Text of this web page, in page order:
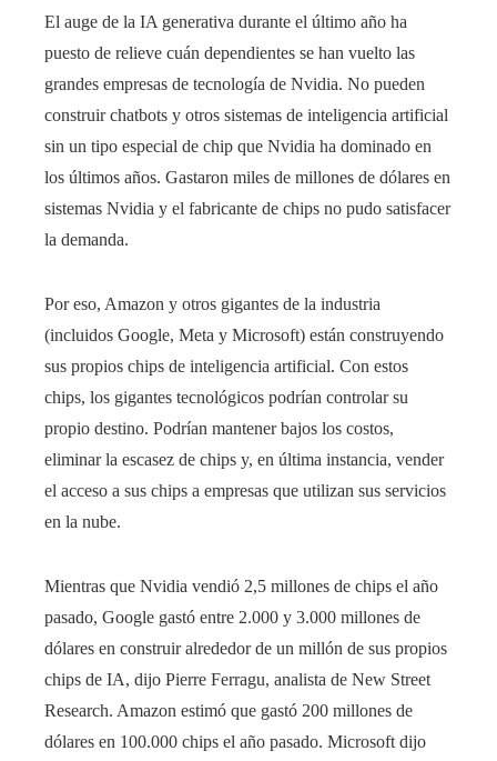
El auge de la IA generativa durante el último año ha
puesto de relieve cuán dependientes se han vuelto las
grandes empresas de tecnología de Nvidia. No pueden
construir chatbots y otros sistemas de inteligencia artificial
sin un tipo especial de chip que Nvidia ha dominado en
los últimos años. Gastaron miles de millones de dólares en
sistemas Nvidia y el fabricante de chips no pudo satisfacer
la demanda.
Por eso, Amazon y otros gigantes de la industria
(incluidos Google, Meta y Microsoft) están construyendo
sus propios chips de inteligencia artificial. Con estos
chips, los gigantes tecnológicos podrían controlar su
propio destino. Podrían mantener bajos los costos,
eliminar la escasez de chips y, en última instancia, vender
el acceso a sus chips a empresas que utilizan sus servicios
en la nube.
Mientras que Nvidia vendió 2,5 millones de chips el año
pasado, Google gastó entre 2.000 y 3.000 millones de
dólares en construir alrededor de un millón de sus propios
chips de IA, dijo Pierre Ferragu, analista de New Street
Research. Amazon estimó que gastó 200 millones de
dólares en 100.000 chips el año pasado. Microsoft dijo